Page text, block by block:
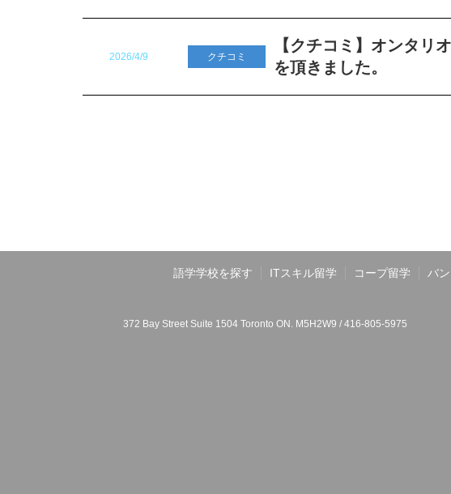
2026/4/9 クチコミ
【クチコミ】オンタ
を頂きました。
語学学校を探す ITスキル留学 コープ留学 バ
372 Bay Street Suite 1504 Toronto ON. M5H2W9 / 416-805-5975